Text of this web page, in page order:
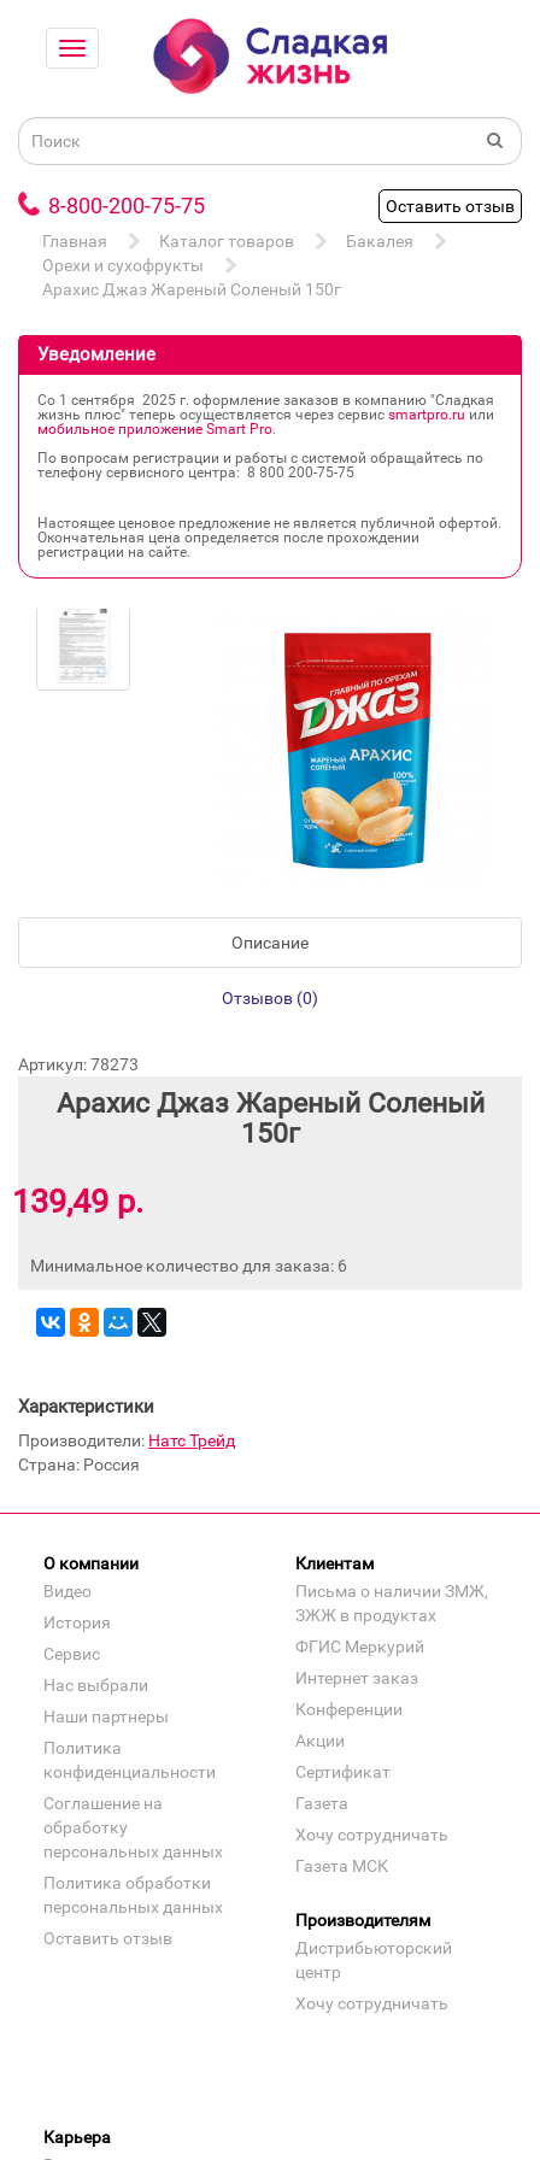
8-800-200-75-75
Оставить отзыв
Главная
Каталог товаров
Бакалея
Орехи и сухофрукты
Арахис Джаз Жареный Соленый 150г
Уведомление
Со 1 сентября 2025 г. оформление заказов в компанию "Сладкая
жизнь плюс" теперь осуществляется через сервис smartpro.ru или
мобильное приложение Smart Pro.
По вопросам регистрации и работы с системой обращайтесь по
телефону сервисного центра: 8 800 200‐75‐75
Настоящее ценовое предложение не является публичной офертой.
Окончательная цена определяется после прохождении
регистрации на сайте.
Описание
Отзывов (0)
Артикул: 78273
Арахис Джаз Жареный Соленый
150г
139,49 р.
Минимальное количество для заказа: 6
Характеристики
Производители: Натс Трейд
Страна: Россия
О компании
Видео
История
Сервис
Нас выбрали
Наши партнеры
Политика
конфиденциальности
Соглашение на
обработку
персональных данных
Политика обработки
персональных данных
Оставить отзыв
Клиентам
Письма о наличии ЗМЖ,
ЗЖЖ в продуктах
ФГИС Меркурий
Интернет заказ
Конференции
Акции
Сертификат
Газета
Хочу сотрудничать
Газета МСК
Производителям
Дистрибьюторский
центр
Хочу сотрудничать
Карьера